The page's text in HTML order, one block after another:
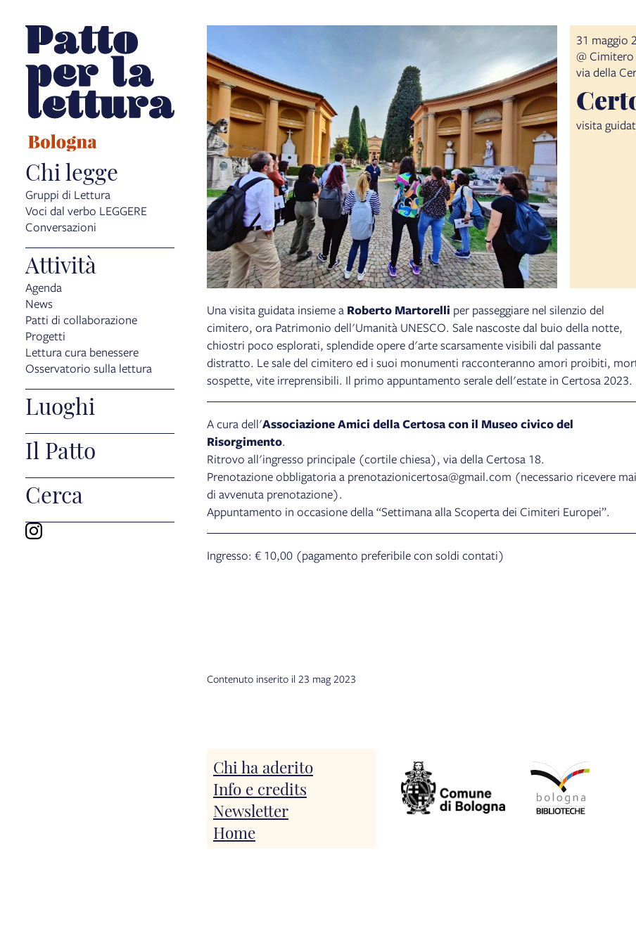
Chi legge
Gruppi di Lettura
Voci dal verbo LEGGERE
Conversazioni
Attività
Agenda
News
Patti di collaborazione
Progetti
Lettura cura benessere
Osservatorio sulla lettura
Luoghi
Il Patto
Cerca
31 maggio
@
via della
visita
Una visita guidata insieme a Roberto Martorelli per passeggiare nel silenzio del
cimitero, ora Patrimonio dell'Umanità UNESCO. Sale nascoste dal buio della notte,
chiostri poco esplorati, splendide opere d'arte scarsamente visibili dal passante
distratto. Le sale del cimitero ed i suoi monumenti racconteranno amori proibiti,
sospette, vite irreprensibili. Il primo appuntamento serale dell'estate in Certosa 2023.
A cura dell'Associazione Amici della Certosa con il Museo civico del
Risorgimento.
Ritrovo all'ingresso principale (cortile chiesa), via della Certosa 18.
Prenotazione obbligatoria a prenotazionicertosa@gmail.com (necessario ricevere
di avvenuta prenotazione).
Appuntamento in occasione della “Settimana alla Scoperta dei Cimiteri Europei”.
Ingresso: € 10,00 (pagamento preferibile con soldi contati)
Contenuto inserito il 23 mag 2023
Chi ha aderito
Info e credits
Newsletter
Home